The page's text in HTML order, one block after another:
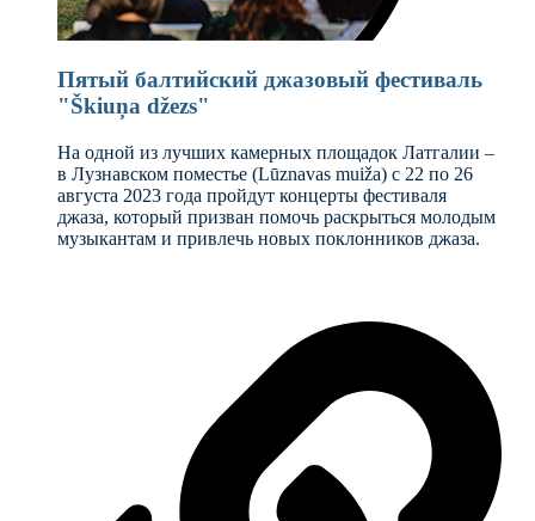
Пятый балтийский джазовый фестиваль
"Škiuņa džezs"
На одной из лучших камерных площадок Латгалии –
в Лузнавском поместье (Lūznavas muiža) с 22 по 26
августа 2023 года пройдут концерты фестиваля
джаза, который призван помочь раскрыться молодым
музыкантам и привлечь новых поклонников джаза.